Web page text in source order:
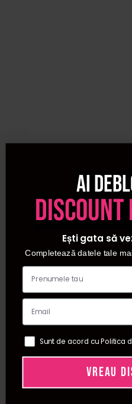
Ai
discount
Ești gata să
Completează datele tale
Sunt de acord cu Politica
VREAU